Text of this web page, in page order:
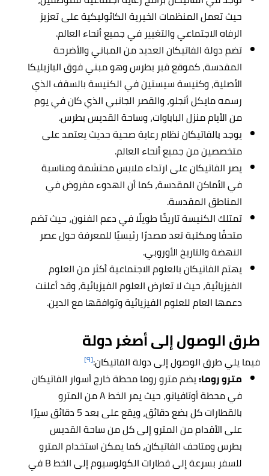
حيث تعمل المنظمات الخيرية الكاثوليكية على تعزيز
الرفاه الاجتماعي والتغيير في جميع أنحاء العالم.
تضم دولة الفاتيكان العديد من المباني والأضرحة
المقدسة، كموقع قبر بطرس وهو مبني فوق البازيليكا
الأصلية، وكنيسة سيستين في الكنيسة بالسقف الذي
رسمه مايكل أنجلو، والقصر الجانبي الذي كان في يوم
من الأيام منزل الباباوات، وساحة القديس بطرس.
يوجد بالفاتيكان نظام رعاية صحية حديث يعتمد على
متخصصين من جميع أنحاء العالم.
يصر الفاتيكان على ارتداء ملابس محتشمة ومناسبة
في الأماكن المقدسة، كما أن الهدوء مفروض في
المناطق المقدسة.
تمتلك الكنيسة تاريخًا طويلًا في دعم الفنون، حيث تضم
متحفًا ومكتبة تعد مصدرًا رئيسيًا للمعرفة حول عصر
النهضة والتاريخ الأوروبي.
يهتم الفاتيكان بالعلوم الاجتماعية أكثر من العلوم
الفيزيائية، حيث لا تعارض العلوم الفيزيائية، وقد أعلنت
دعمها العام للعلوم الفيزيائية وتوافقها مع الدين.
طرق الوصول إلى أصغر دولة
فيما يلي طرق الوصول إلى دولة الفاتيكان:[٩]
مترو روما:يضم مترو روما محطة خارج أسوار الفاتيكان
في محطة أوتافيانو، حيث يمر الخط A من المترو
بالقطارات كل بضع دقائق، ويقع على بعد 5 دقائق سيرًا
على الأقدام من المترو إلى كل من ساحة القديس
بطرس ومتاحف الفاتيكان، كما يمكن استخدام المترو
للسفر بسرعة إلى قطارات الكولوسيوم إلى الخط B في